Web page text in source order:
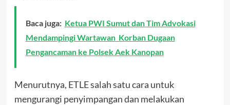
Baca juga: Ketua PWI Sumut dan Tim Advokasi
Mendampingi Wartawan Korban Dugaan
Pengancaman ke Polsek Aek Kanopan
Menurutnya, ETLE salah satu cara untuk
mengurangi penyimpangan dan melakukan